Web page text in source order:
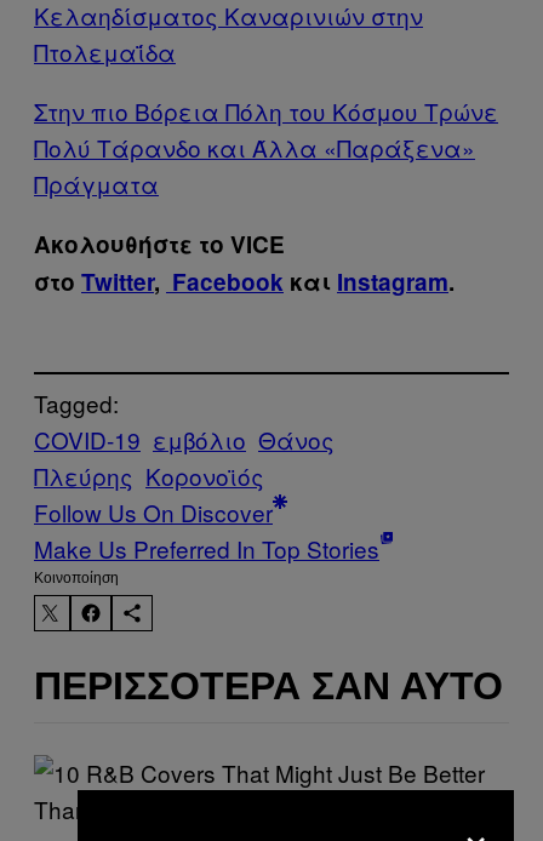
Κελαηδίσματος Καναρινιών στην
Πτολεμαΐδα
Στην πιο Βόρεια Πόλη του Κόσμου Τρώνε
Πολύ Τάρανδο και Άλλα «Παράξενα»
Πράγματα
Ακολουθήστε το VICE
στο Twitter, Facebook και Instagram.
Tagged:
COVID-19 εμβόλιο Θάνος
Πλεύρης Κορονοϊός
Follow Us On Discover
Make Us Preferred In Top Stories
Kοινοποίηση
ΠΕΡΙΣΣΌΤΕΡΑ ΣΑΝ ΑΥΤΌ